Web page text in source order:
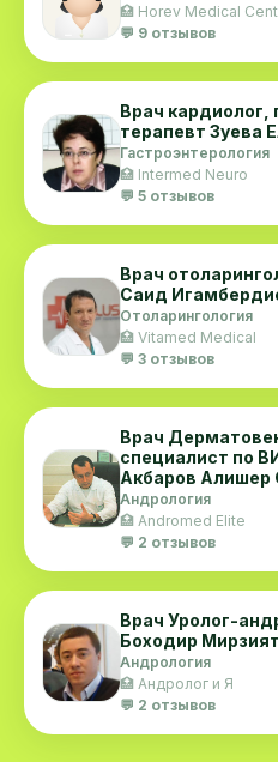
🏥 Horev Medical
💬 9 отзывов
Врач кардиолог,
терапевт Зуева
Гастроэнтерология
🏥 Intermed Neuro
💬 5 отзывов
Врач
Саид
Отоларингология
🏥 Vitamed Medical
💬 3 отзывов
Врач
специалист по
Акбаров Алишер
Андрология
🏥 Andromed Elite
💬 2 отзывов
Врач Уролог-
Боходир
Андрология
🏥 Андролог и Я
💬 2 отзывов